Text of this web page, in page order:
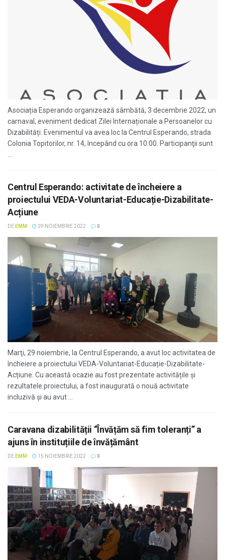
Asociația Esperando organizează sâmbătă, 3 decembrie 2022, un
carnaval, eveniment dedicat Zilei Internaționale a Persoanelor cu
Dizabilități. Evenimentul va avea loc la Centrul Esperando, strada
Colonia Topitorilor, nr. 14, începând cu ora 10:00. Participanţii sunt
Centrul Esperando: activitate de încheiere a
proiectului VEDA-Voluntariat-Educație-Dizabilitate-
Acțiune
DE EMM 29 NOIEMBRIE 2022 0
Marţi, 29 noiembrie, la Centrul Esperando, a avut loc activitatea de
încheiere a proiectului VEDA-Voluntariat-Educație-Dizabilitate-
Acțiune. Cu această ocazie au fost prezentate activitățile și
rezultatele proiectului, a fost inaugurată o nouă activitate
incluzivă și au avut ...
Caravana dizabilității “Învățăm să fim toleranți” a
ajuns în instituțiile de învățământ
DE EMM 15 NOIEMBRIE 2022 0